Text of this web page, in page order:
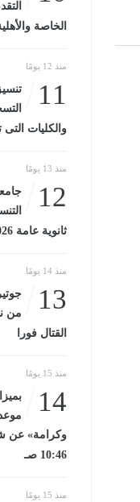
الخاصة
منذ 12 يومًا
11
والكليات
منذ 13 يومًا
12
ثانوية عامة 2026
منذ 14 يومًا
13
من
القتال فورا
منذ 15 يومًا
14
10:46 صـ
منذ 15 يومًا